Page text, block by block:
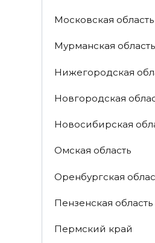
Московская область
Мурманская область
Нижегородская
Новгородская
Новосибирская
Омская область
Оренбургская
Пензенская область
Пермский край